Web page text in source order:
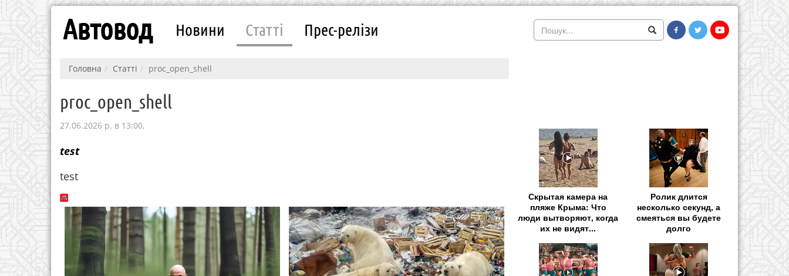
Автовод Новини Статті Прес-релізи
Головна Статті proc_open_shell
proc_open_shell
27.06.2026 р. в 13:00,
test
test
Скрытая камера на
пляже Крыма: Что
люди вытворяют, когда
их не видят...
Ролик длится
несколько секунд, а
смеяться вы будете
долго